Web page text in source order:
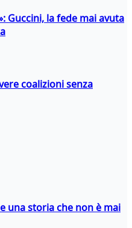
Guccini, la fede mai avuta
coalizioni senza
una storia che non è mai